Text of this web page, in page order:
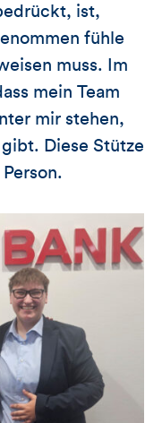
ist,
fühle
muss. Im
mein Team
mir stehen,
Diese Stütze